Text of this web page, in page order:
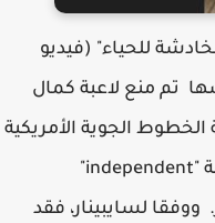
للحياء" (فيديو
تم منع لاعبة كمال
تابعة لشركة الخطوط الجوية الأمريكية
متجهة من تكساس إلى ميامي، بسبب ملابسها "غير اللائقة". وحسب صحيفة "independent"
ووفقا لسايبينار، فقد